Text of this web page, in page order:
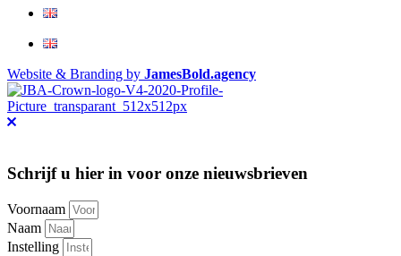
Website & Branding by JamesBold.agency
Schrijf u hier in voor onze nieuwsbrieven
Voornaam
Naam
Instelling